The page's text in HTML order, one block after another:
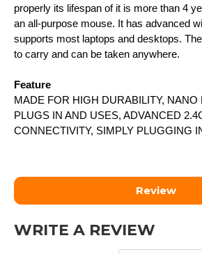
properly its lifespan of it is more than 4
an all-purpose mouse. It has advanced
supports most laptops and desktops.
to carry and can be taken anywhere.
Feature
MADE FOR HIGH DURABILITY, NANO
PLUGS IN AND USES, ADVANCED
CONNECTIVITY, SIMPLY PLUGGING
Review
WRITE A REVIEW